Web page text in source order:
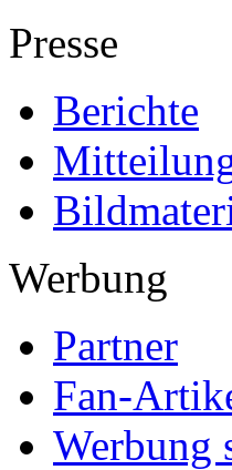
Presse
Berichte
Werbung
Partner
Fan-
Werbung